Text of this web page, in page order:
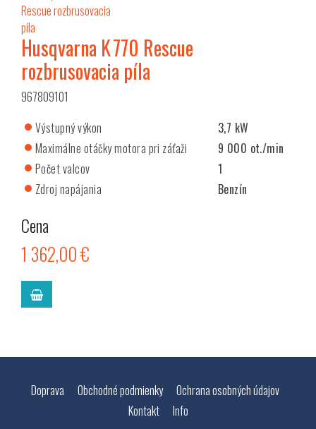
Husqvarna K 770 Rescue
rozbrusovacia píla
967809101
Výstupný výkon
3,7 kW
Maximálne otáčky motora pri záťaži
9 000 ot./min
Počet valcov
1
Zdroj napájania
Benzín
Cena
1 362,00 €
Doprava Obchodné podmienky
Ochrana osobných údajov
Kontakt
Info